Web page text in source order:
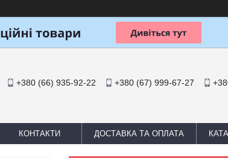
+380 (66) 935-92-22 +380 (67) 999-67-27
КОНТАКТИ ДОСТАВКА ТА ОПЛАТА